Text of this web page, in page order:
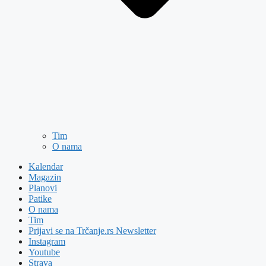
Tim
O nama
Kalendar
Magazin
Planovi
Patike
O nama
Tim
Prijavi se na Trčanje.rs Newsletter
Instagram
Youtube
Strava